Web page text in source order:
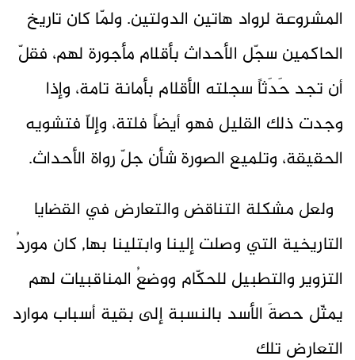
المشروعة لرواد هاتين الدولتين. ولمّا كان تاريخ
الحاكمين سجّل الأحداث بأقلام مأجورة لهم، فقلّ
أن تجد حَدَثاً سجلته الأقلام بأمانة تامة، وإذا
وجدت ذلك القليل فهو أيضاً فلتة، وإلاّ فتشويه
الحقيقة، وتلميع الصورة شأن جلّ رواة الأحداث.
ولعل مشكلة التناقض والتعارض في القضايا
التاريخية التي وصلت إلينا وابتلينا بها, كان موردُ
التزوير والتطبيل للحكّام ووضعُ المناقبيات لهم
يمثّل حصةَ الأسد بالنسبة إلى بقية أسباب موارد
التعارض تلك